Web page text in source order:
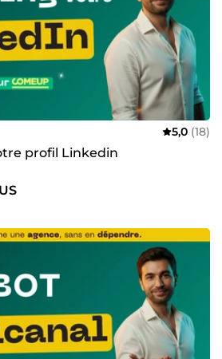
5,0 (18)
profil Linkedin